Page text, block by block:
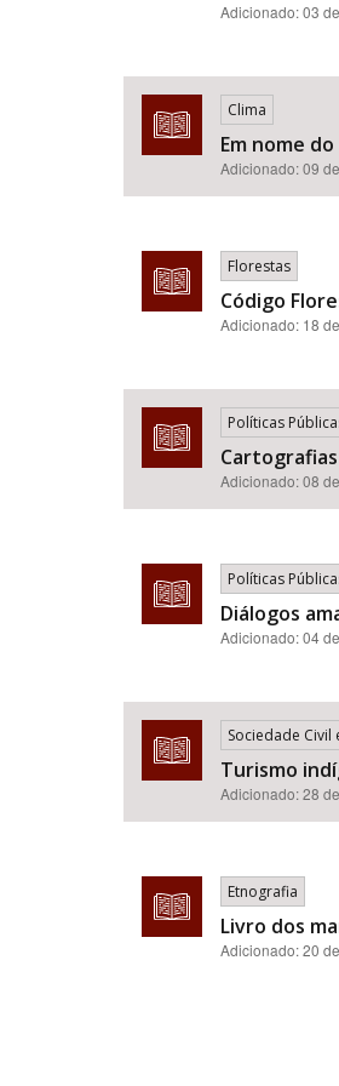
Adicionado:03
Clima
Em nome
Adicionado:09
Florestas
Código
Adicionado: 18
Políticas
Adicionado:08
Políticas
Diálogos
Adicionado:04
Sociedade Civil
Turismo
Adicionado:28
Etnografia
Livro dos
Adicionado:20